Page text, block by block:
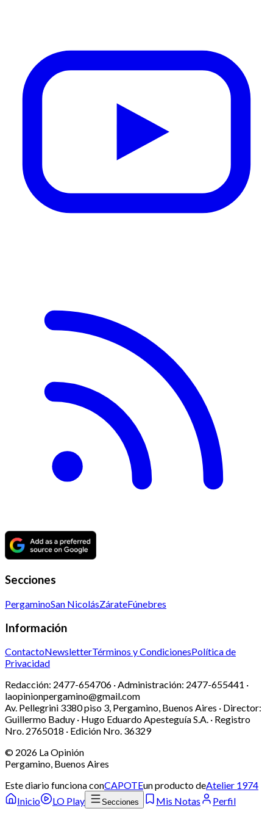
Secciones
PergaminoSan NicolásZárateFúnebres
Información
ContactoNewsletterTérminos y CondicionesPolítica de
Privacidad
Redacción: 2477-654706 ·Administración: 2477-655441 ·
laopinionpergamino@gmail.com
Av. Pellegrini 3380 piso 3, Pergamino, Buenos Aires · Director:
Guillermo Baduy · Hugo Eduardo Apesteguía S.A. · Registro
Nro. 2765018 · Edición Nro. 36329
© 2026 La Opinión
Pergamino, Buenos Aires
Este diario funciona conCAPOTEun producto deAtelier 1974
Inicio
LO Play Secciones Mis Notas Perfil